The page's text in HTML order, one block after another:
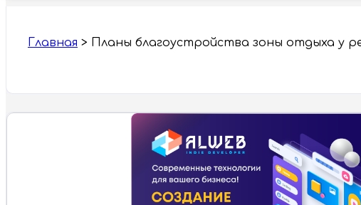
Главная > Планы благоустройства зоны отдыха у